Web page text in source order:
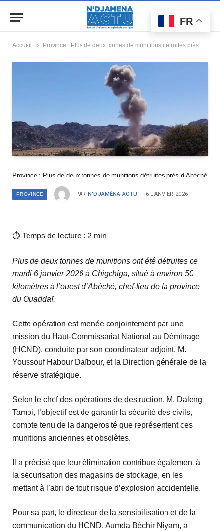
Accueil » Province : Plus de deux tonnes de munitions détruites près d’Abéché
Province : Plus de deux tonnes de munitions détruites près d’Abéché
PROVINCE PAR N'DJAMÉNA ACTU 6 JANVIER 2026
⏱ Temps de lecture : 2 min
Plus de deux tonnes de munitions ont été détruites ce
mardi 6 janvier 2026 à Chigchiga, situé à environ 50
kilomètres à l’ouest d’Abéché, chef-lieu de la province
du Ouaddaï.
Cette opération est menée conjointement par une
mission du Haut-Commissariat National au Déminage
(HCND), conduite par son coordinateur adjoint, M.
Youssouf Habour Daïbour, et la Direction générale de la
réserve stratégique.
Selon le chef des opérations de destruction, M. Daleng
Tampi, l’objectif est de garantir la sécurité des civils,
compte tenu de la dangerosité que représentent ces
munitions anciennes et obsolètes.
Il a précisé que leur élimination contribue également à
la sécurisation des magasins de stockage, en les
mettant à l’abri de tout risque d’explosion accidentelle.
Pour sa part, le directeur de la sensibilisation et de la
communication du HCND, Aumda Béchir Niyam, a
FR